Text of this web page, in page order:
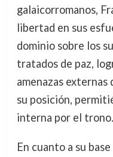
galaicorromanos,
libertad en sus
dominio sobre los
tratados de paz,
amenazas
su posición,
interna por el trono.
En cuanto a su